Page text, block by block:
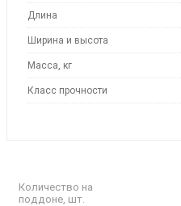
Длина
Ширина и высота
Масса, кг
Класс прочности
Количество на
поддоне, шт.